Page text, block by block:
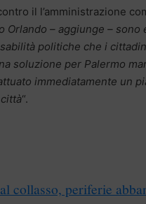
il l’amministrazione
Orlando – aggiunge – sono
politiche che i
soluzione per Palermo
immediatamente un
“.
collasso, periferie